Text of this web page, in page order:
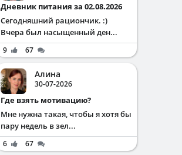
Дневник питания за 02.08.2026
Сегодняшний рациончик. :)
Вчера был насыщенный ден...
9 67
Алина
30-07-2026
Где взять мотивацию?
Мне нужна такая, чтобы я хотя бы
пару недель в зел...
6 67